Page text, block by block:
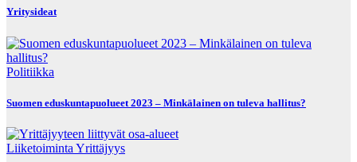
Yritysideat
Politiikka
Suomen eduskuntapuolueet 2023 – Minkälainen on tuleva hallitus?
Liiketoiminta Yrittäjyys